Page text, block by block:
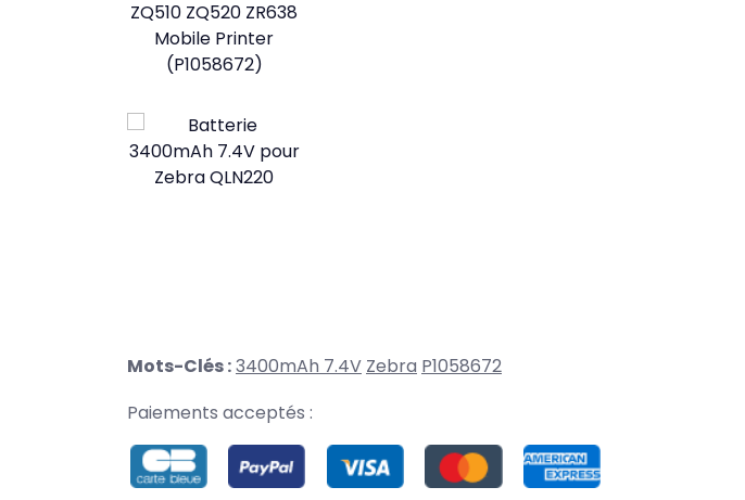
Mots-Clés :3400mAh 7.4V Zebra P1058672
Paiements acceptés :